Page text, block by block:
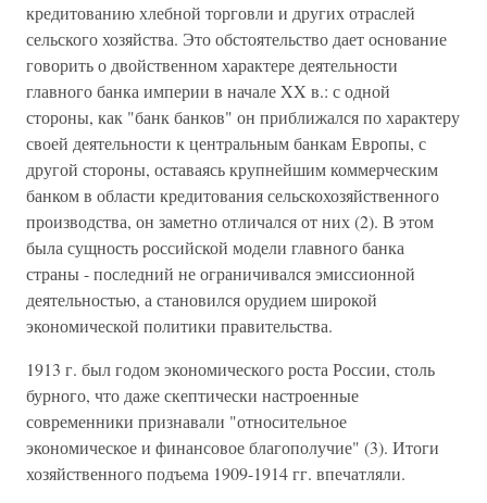
кредитованию хлебной торговли и других отраслей
сельского хозяйства. Это обстоятельство дает основание
говорить о двойственном характере деятельности
главного банка империи в начале XX в.: с одной
стороны, как "банк банков" он приближался по характеру
своей деятельности к центральным банкам Европы, с
другой стороны, оставаясь крупнейшим коммерческим
банком в области кредитования сельскохозяйственного
производства, он заметно отличался от них (2). В этом
была сущность российской модели главного банка
страны - последний не ограничивался эмиссионной
деятельностью, а становился орудием широкой
экономической политики правительства.
1913 г. был годом экономического роста России, столь
бурного, что даже скептически настроенные
современники признавали "относительное
экономическое и финансовое благополучие" (3). Итоги
хозяйственного подъема 1909-1914 гг. впечатляли.